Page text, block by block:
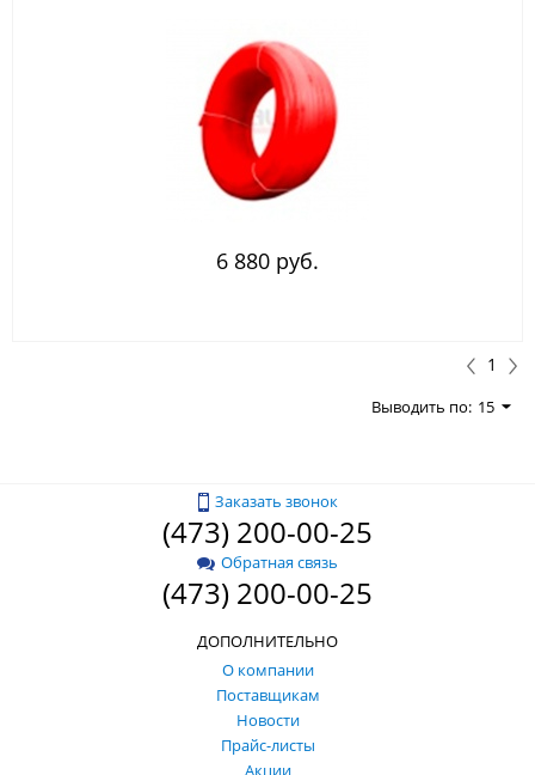
6 880 руб.
1
Выводить по: 15
Заказать звонок
(473) 200-00-25
Обратная связь
(473) 200-00-25
ДОПОЛНИТЕЛЬНО
О компании
Поставщикам
Новости
Прайс-листы
Акции